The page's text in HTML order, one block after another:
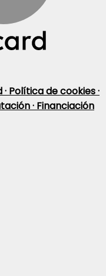
Política de cookies ·
· Financiación